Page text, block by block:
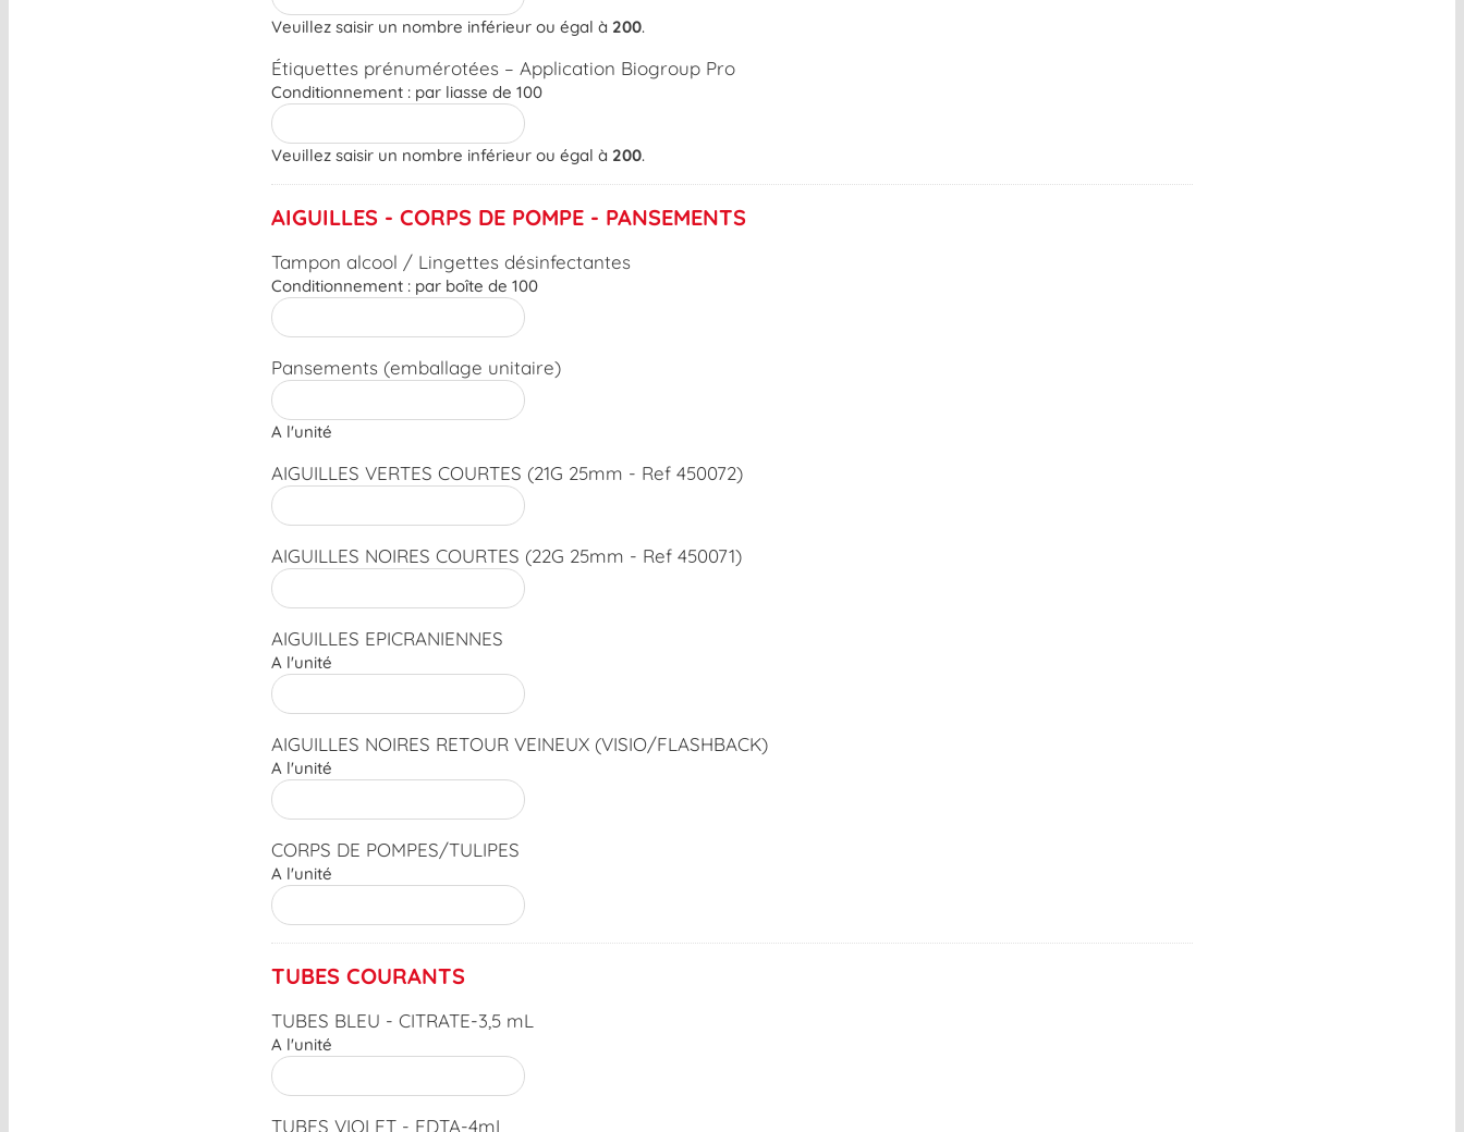
Veuillez saisir un nombre inférieur ou égal à 200.
Étiquettes prénumérotées – Application Biogroup Pro
Conditionnement : par liasse de 100
Veuillez saisir un nombre inférieur ou égal à 200.
AIGUILLES - CORPS DE POMPE - PANSEMENTS
Tampon alcool / Lingettes désinfectantes
Conditionnement : par boîte de 100
Pansements (emballage unitaire)
A l'unité
AIGUILLES VERTES COURTES (21G 25mm - Ref 450072)
AIGUILLES NOIRES COURTES (22G 25mm - Ref 450071)
AIGUILLES EPICRANIENNES
A l'unité
AIGUILLES NOIRES RETOUR VEINEUX (VISIO/FLASHBACK)
A l'unité
CORPS DE POMPES/TULIPES
A l'unité
TUBES COURANTS
TUBES BLEU - CITRATE-3,5 mL
A l'unité
TUBES VIOLET - EDTA-4mL